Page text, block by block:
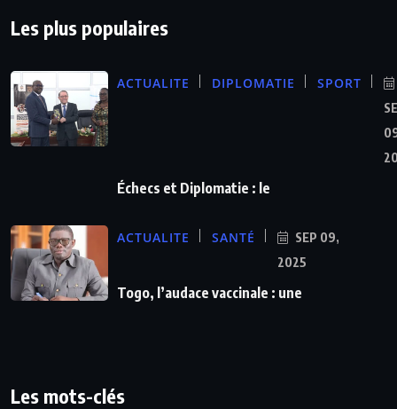
Les plus populaires
ACTUALITE DIPLOMATIE SPORT
Échecs et Diplomatie : le
ACTUALITE SANTÉ
SEP 09,
2025
Togo, l’audace vaccinale : une
Les mots-clés